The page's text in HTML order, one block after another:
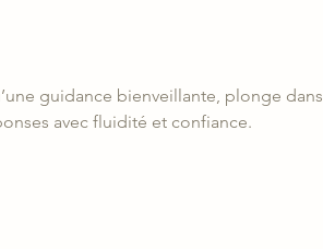
guidance bienveillante, plonge dans
avec fluidité et confiance.